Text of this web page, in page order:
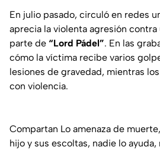
En julio pasado, circuló en redes
aprecia la violenta agresión
parte de “Lord Pádel”. En las
cómo la víctima recibe varios
lesiones de gravedad, mientras
con violencia.
Compartan Lo amenaza de
hijo y sus escoltas, nadie lo